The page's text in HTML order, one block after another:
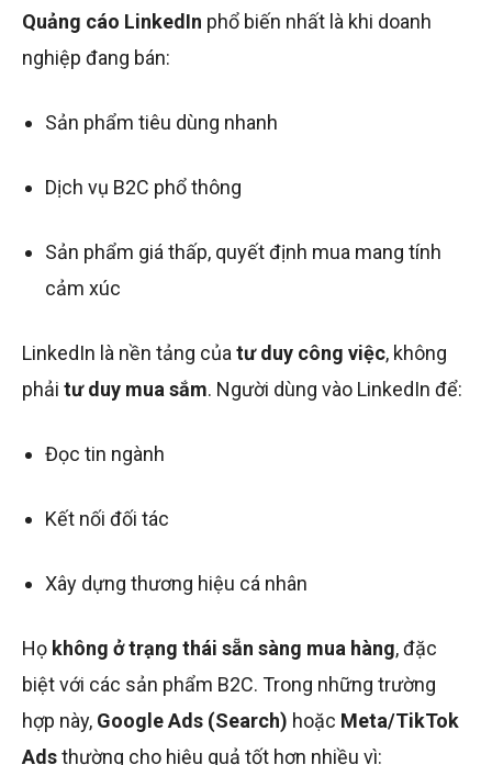
Quảng cáo LinkedIn phổ biến nhất là khi doanh
nghiệp đang bán:
Sản phẩm tiêu dùng nhanh
Dịch vụ B2C phổ thông
Sản phẩm giá thấp, quyết định mua mang tính
cảm xúc
LinkedIn là nền tảng của tư duy công việc, không
phải tư duy mua sắm. Người dùng vào LinkedIn để:
Đọc tin ngành
Kết nối đối tác
Xây dựng thương hiệu cá nhân
Họ không ở trạng thái sẵn sàng mua hàng, đặc
biệt với các sản phẩm B2C. Trong những trường
hợp này, Google Ads (Search) hoặc Meta/TikTok
Adsthường cho hiệu quả tốt hơn nhiều vì: